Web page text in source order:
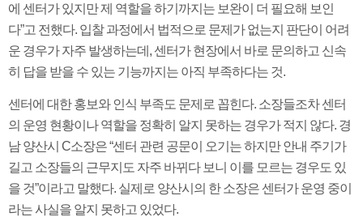
에 센터가 있지만 제 역할을 하기까지는 보완이 더 필요해 보인
다”고 전했다. 입찰 과정에서 법적으로 문제가 없는지 판단이 어려
운 경우가 자주 발생하는데, 센터가 현장에서 바로 문의하고 신속
히 답을 받을 수 있는 기능까지는 아직 부족하다는 것.
센터에 대한 홍보와 인식 부족도 문제로 꼽힌다. 소장들조차 센터
의 운영 현황이나 역할을 정확히 알지 못하는 경우가 적지 않다. 경
남 양산시 C소장은 “센터 관련 공문이 오기는 하지만 안내 주기가
길고 소장들의 근무지도 자주 바뀌다 보니 이를 모르는 경우도 있
을 것”이라고 말했다. 실제로 양산시의 한 소장은 센터가 운영 중이
라는 사실을 알지 못하고 있었다.